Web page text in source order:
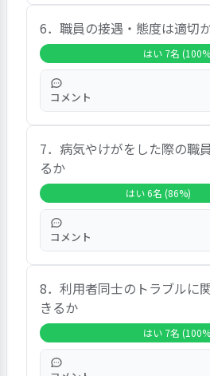
コメントとしては、「いつ
にしてくれている」「交流
掃除している」「当番制で
「大丈夫です。しっかりや
がありました。
6．職員の接遇・態度は適切
はい 7名
コメント
コメントとしては、「大丈
まで大丈夫です」「優しく
す」「マナー良く対応して
しくしてくれている」「気
いです。親切にやってくれ
も、もらっている」「丁寧
璧だと思います。冷静に対
しやすいです」との声があ
7．病気やけがをした際の職
るか
はい 6名 (86%)
コメント
コメントとしては、「よく
いる。体調の事も心配し、
る」「職員さんが、手取り
やってくれています。精神
ます」「最近、風邪をひい
話し予約の確認とかしてく
8．利用者同士のトラブルに
きるか
はい 7名